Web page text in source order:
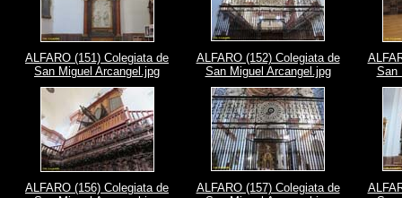
ALFARO (151) Colegiata de
San Miguel Arcangel.jpg
ALFARO (152) Colegiata de
San Miguel Arcangel.jpg
San
ALFARO (156) Colegiata de
ALFARO (157) Colegiata de